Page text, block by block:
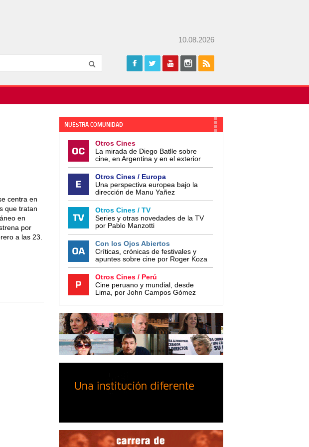
10.08.2026
centra en
que tratan
en
por
a las 23.
NUESTRA COMUNIDAD
Otros Cines
La mirada de Diego Batlle sobre
cine, en Argentina y en el exterior
Otros Cines / Europa
Una perspectiva europea bajo la
dirección de Manu Yañez
Otros Cines / TV
Series y otras novedades de la TV
por Pablo Manzotti
Con los Ojos Abiertos
Críticas, crónicas de festivales y
apuntes sobre cine por Roger Koza
Otros Cines / Perú
Cine peruano y mundial, desde
Lima, por John Campos Gómez